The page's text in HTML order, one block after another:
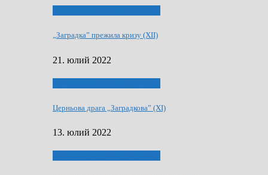
„Заградка” прежила кризу (XII)
21. юлий 2022
Церньова драга „Заградкова” (XI)
13. юлий 2022